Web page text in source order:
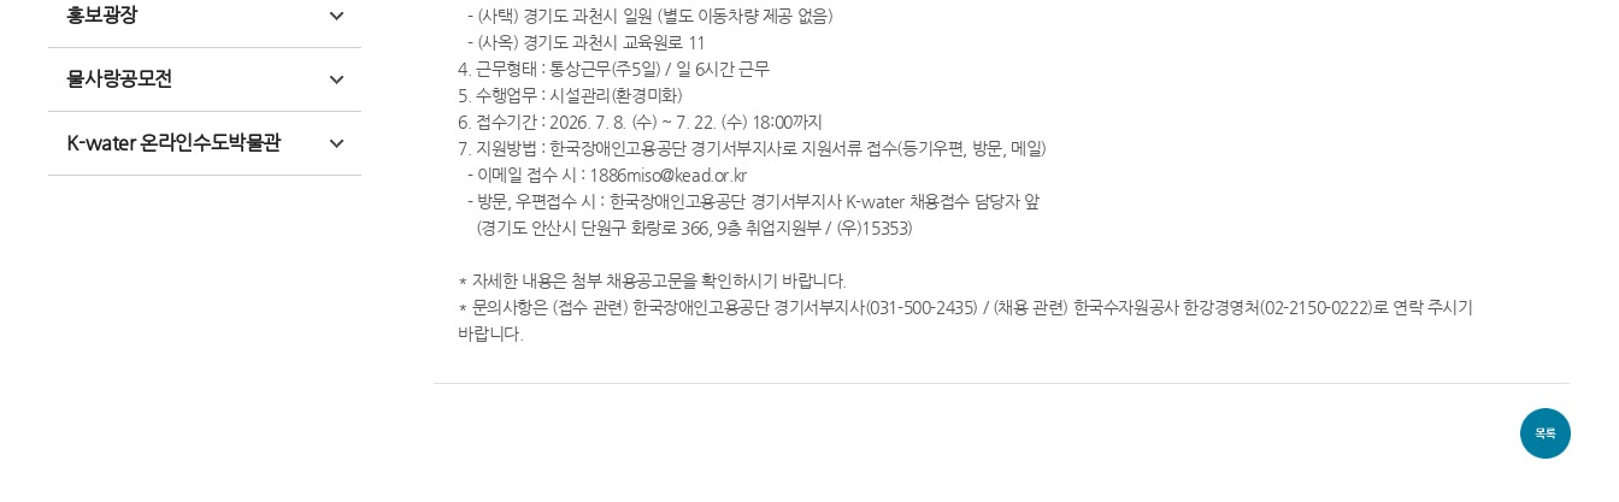
홍보광장
물사랑공모전
K-water 온라인수도박물관
- (사택) 경기도 과천시 일원 (별도 이동차량 제공 없음)
- (사옥) 경기도 과천시 교육원로 11
4. 근무형태 : 통상근무(주5일) / 일 6시간 근무
5. 수행업무 : 시설관리(환경미화)
6. 접수기간 : 2026. 7. 8. (수) ~ 7. 22. (수) 18:00까지
7. 지원방법 : 한국장애인고용공단 경기서부지사로 지원서류 접수(등기우편, 방문, 메일)
- 이메일 접수 시 : 1886miso@kead.or.kr
- 방문, 우편접수 시 : 한국장애인고용공단 경기서부지사 K-water 채용접수 담당자 앞
(경기도 안산시 단원구 화랑로 366, 9층 취업지원부 / (우)15353)
* 자세한 내용은 첨부 채용공고문을 확인하시기 바랍니다.
* 문의사항은 (접수 관련) 한국장애인고용공단 경기서부지사(031-500-2435) / (채용 관련) 한국수자원공사 한강경영처(02-2150-0222)로 연락 주시기
바랍니다.